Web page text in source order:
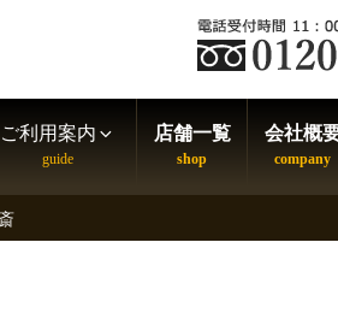
ご利用案内 店舗一覧 会社概